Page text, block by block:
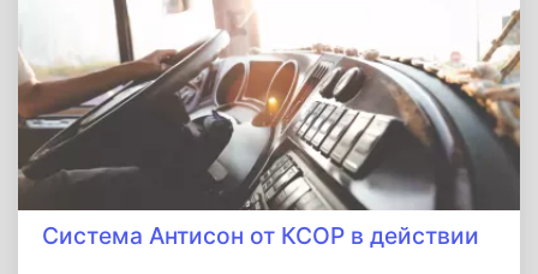
Система Антисон от КСОР в действии